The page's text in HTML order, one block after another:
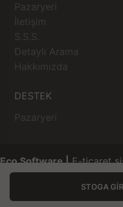
STOGA
Pazaryeri
İletişim
S.S.S.
Detaylı Arama
Hakkımızda
DESTEK
Pazaryeri
Eco Software |E-ticaret
Anasayfa Üye Girişi